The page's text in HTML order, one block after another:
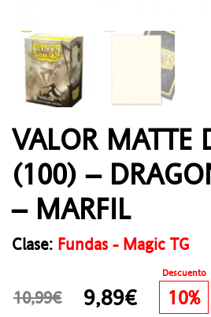
VALOR MATTE
(100) –
– MARFIL
Clase: Fundas - Magic TG
Descuento
10,99€ 9,89€ 10%